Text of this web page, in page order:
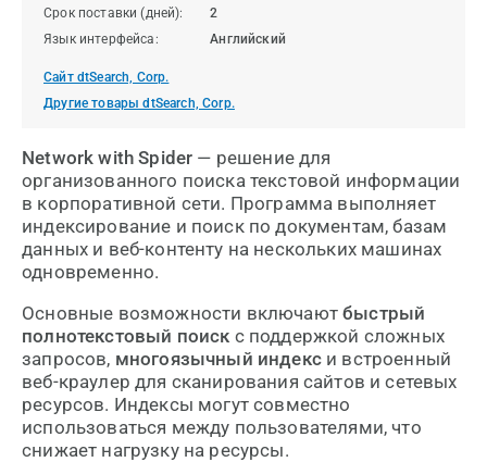
Срок поставки (дней):
2
Язык интерфейса:
Английский
Сайт dtSearch, Corp.
Другие товары dtSearch, Corp.
Network with Spider — решение для
организованного поиска текстовой информации
в корпоративной сети. Программа выполняет
индексирование и поиск по документам, базам
данных и веб-контенту на нескольких машинах
одновременно.
Основные возможности включаютбыстрый
полнотекстовый поиск с поддержкой сложных
запросов, многоязычный индекси встроенный
веб-краулер для сканирования сайтов и сетевых
ресурсов. Индексы могут совместно
использоваться между пользователями, что
снижает нагрузку на ресурсы.